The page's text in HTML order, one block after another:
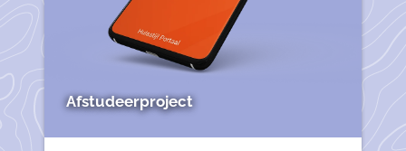
Afstudeerproject